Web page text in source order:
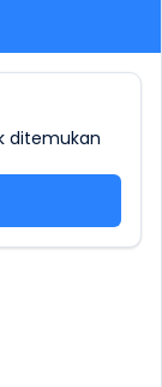
ditemukan